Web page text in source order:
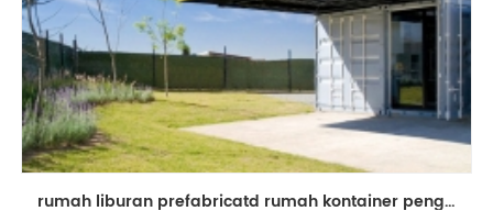
rumah liburan prefabricatd rumah kontainer pengiriman mewah